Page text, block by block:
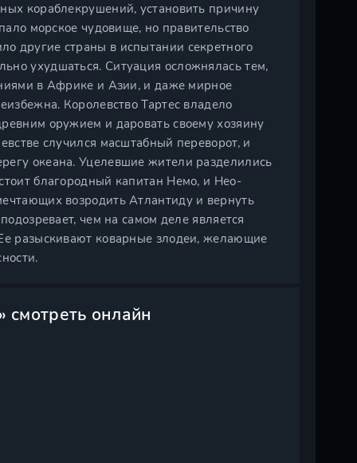
кораблекрушений, установить причину
морское чудовище, но правительство
другие страны в испытании секретного
ухудшаться. Ситуация осложнялась тем,
в Африке и Азии, и даже мирное
Королевство Тартес владело
оружием и даровать своему хозяину
случился масштабный переворот, и
океана. Уцелевшие жители разделились
благородный капитан Немо, и Нео-
возродить Атлантиду и вернуть
чем на самом деле является
разыскивают коварные злодеи, желающие
смотреть онлайн